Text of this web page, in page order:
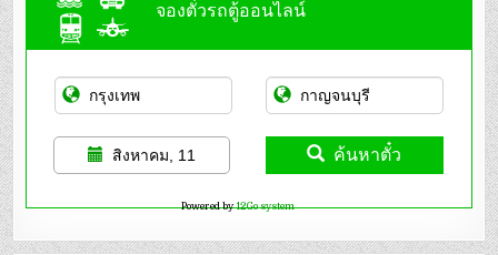
จองตั๋วรถตู้ออนไลน์
สิงหาคม, 11 ค้นหาตั๋ว
Powered by12Go system